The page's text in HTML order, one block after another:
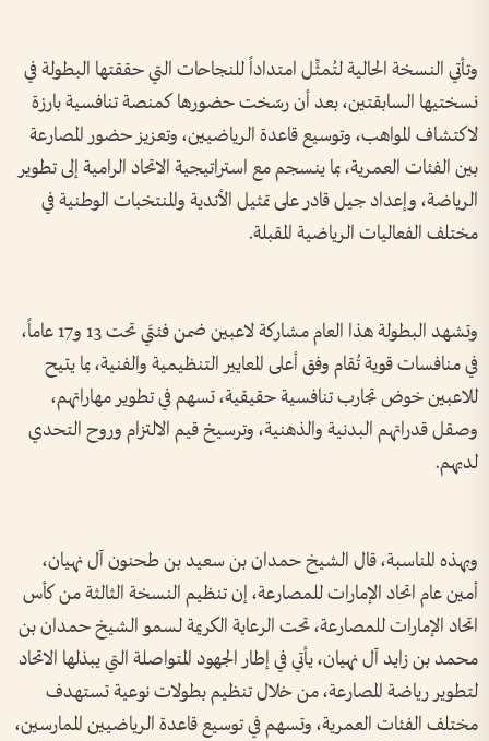
وتأتي النسخة الحالية لتُمثِّل امتداداً للنجاحات التي حققتها البطولة في
نسختيها السابقتين، بعد أن رسّخت حضورها كمنصة تنافسية بارزة
لاكتشاف المواهب، وتوسيع قاعدة الرياضيين، وتعزيز حضور المصارعة
بين الفئات العمرية، بما ينسجم مع استراتيجية الاتحاد الرامية إلى تطوير
الرياضة، وإعداد جيل قادر على تمثيل الأندية والمنتخبات الوطنية في
مختلف الفعاليات الرياضية المقبلة.
وتشهد البطولة هذا العام مشاركة لاعبين ضمن فئتَي تحت 13 و17 عاماً،
في منافسات قوية تُقام وفق أعلى المعايير التنظيمية والفنية، بما يتيح
للاعبين خوض تجارب تنافسية حقيقية، تسهم في تطوير مهاراتهم،
وصقل قدراتهم البدنية والذهنية، وترسيخ قيم الالتزام وروح التحدي
لديهم.
وبهذه المناسبة، قال الشيخ حمدان بن سعيد بن طحنون آل نهيان،
أمين عام اتحاد الإمارات للمصارعة، إن تنظيم النسخة الثالثة من كأس
اتحاد الإمارات للمصارعة، تحت الرعاية الكريمة لسمو الشيخ حمدان بن
محمد بن زايد آل نهيان، يأتي في إطار الجهود المتواصلة التي يبذلها الاتحاد
لتطوير رياضة المصارعة، من خلال تنظيم بطولات نوعية تستهدف
مختلف الفئات العمرية، وتسهم في توسيع قاعدة الرياضيين الممارسين،